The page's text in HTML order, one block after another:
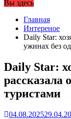
Вы здесь
Главная
Интереное
Daily Star:
ужинах без
Daily Star:
рассказала
туристами
04.08.2025